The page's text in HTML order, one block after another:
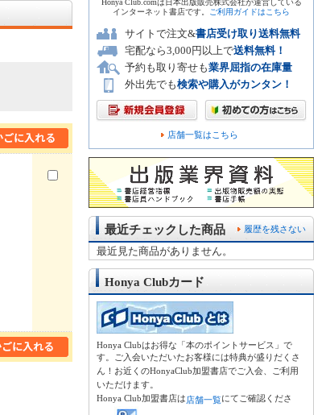
Honya Club.comは日本出版販売株式会社が運営している
インターネット書店です。
ご利用ガイドはこちら
サイトで注文&書店受け取り送料無料
宅配なら3,000円以上で送料無料！
予約も取り寄せも業界屈指の在庫量
外出先でも検索や購入がカンタン！
店舗一覧はこちら
履歴を残さない
最近チェックした商品
最近見た商品がありません。
Honya Clubカード
Honya Clubはお得な「本のポイントサービス」で
す。ご入会いただいたお客様には特典が盛りだくさ
ん！お近くのHonyaClub加盟書店でご入会、ご利用
いただけます。
Honya Club加盟書店は店舗一覧にてご確認くださ